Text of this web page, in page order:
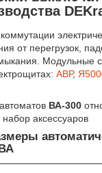
от перегрузок,
Модульные
АВР,
ВА-300
аксессуаров